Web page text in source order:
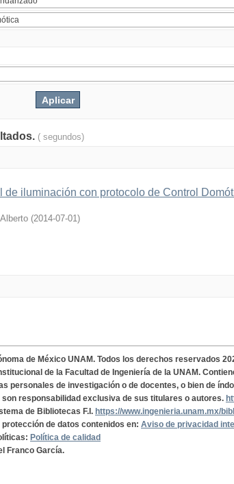
( segundos)
de iluminación con protocolo de Control
(2014-07-01)
de México UNAM. Todos los derechos reservados
de la Facultad de Ingeniería de la UNAM.
personales de investigación o de docentes, o bien de
responsabilidad exclusiva de sus titulares o autores.
de Bibliotecas F.I. https://www.ingenieria.unam.mx/
de datos contenidos en: Aviso de privacidad
Política de calidad
Franco García.